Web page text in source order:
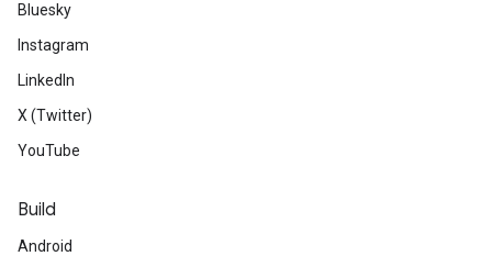
Bluesky
Instagram
LinkedIn
X (Twitter)
YouTube
Build
Android